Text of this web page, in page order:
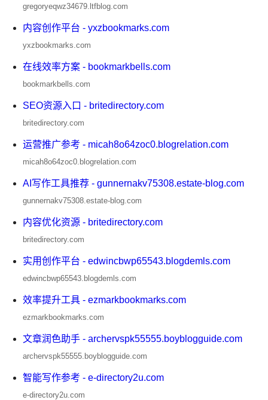
gregoryeqwz34679.ltfblog.com
内容创作平台 - yxzbookmarks.com
yxzbookmarks.com
在线效率方案 - bookmarkbells.com
bookmarkbells.com
SEO资源入口 - britedirectory.com
britedirectory.com
运营推广参考 - micah8o64zoc0.blogrelation.com
micah8o64zoc0.blogrelation.com
AI写作工具推荐 - gunnernakv75308.estate-blog.com
gunnernakv75308.estate-blog.com
内容优化资源 - britedirectory.com
britedirectory.com
实用创作平台 - edwincbwp65543.blogdemls.com
edwincbwp65543.blogdemls.com
效率提升工具 - ezmarkbookmarks.com
ezmarkbookmarks.com
文章润色助手 - archervspk55555.boyblogguide.com
archervspk55555.boyblogguide.com
智能写作参考 - e-directory2u.com
e-directory2u.com